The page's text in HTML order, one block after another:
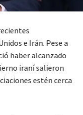
e Irán. Pese a
haber alcanzado
iraní salieron
estén cerca